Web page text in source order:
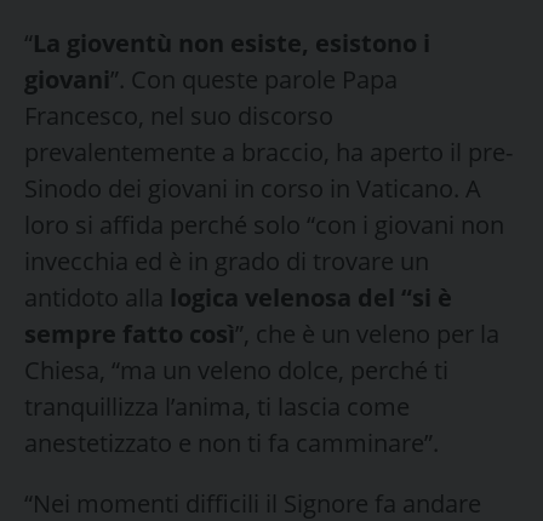
“La gioventù non esiste, esistono i
giovani”. Con queste parole Papa
Francesco, nel suo discorso
prevalentemente a braccio, ha aperto il pre-
Sinodo dei giovani in corso in Vaticano. A
loro si affida perché solo “con i giovani non
invecchia ed è in grado di trovare un
antidoto alla logica velenosa del “si è
sempre fatto così”, che è un veleno per la
Chiesa, “ma un veleno dolce, perché ti
tranquillizza l’anima, ti lascia come
anestetizzato e non ti fa camminare”.
“Nei momenti difficili il Signore fa andare